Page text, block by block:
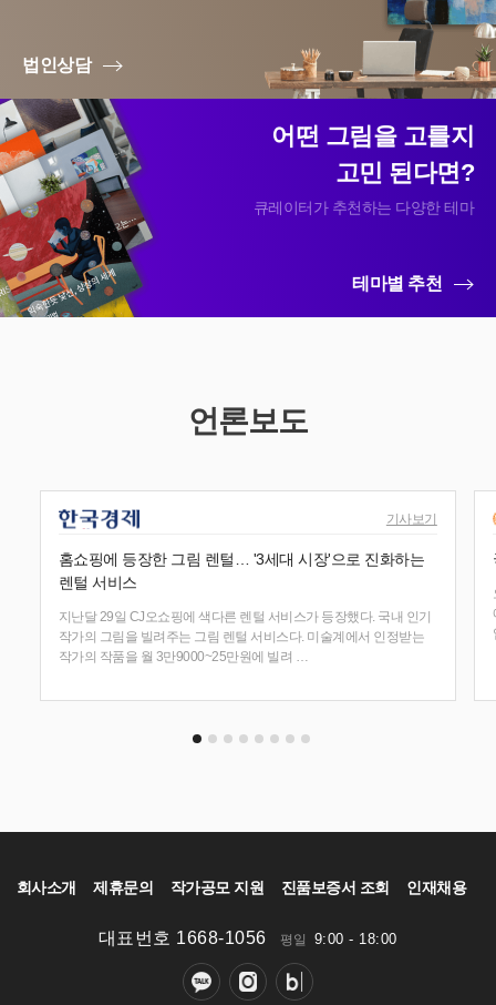
법인상담
어떤 그림을 고를지
고민 된다면?
큐레이터가 추천하는 다양한 테마
테마별 추천
언론보도
기사보기
홈쇼핑에 등장한 그림 렌털… '3세대 시장'으로 진화하는
렌털 서비스
지난달 29일 CJ오쇼핑에 색다른 렌털 서비스가 등장했다. 국내 인기
작가의 그림을 빌려주는 그림 렌털 서비스다. 미술계에서 인정받는
작가의 작품을 월 3만9000~25만원에 빌려 …
회사소개 제휴문의 작가공모 지원 진품보증서 조회 인재채용
대표번호 1668-1056 평일 9:00 - 18:00